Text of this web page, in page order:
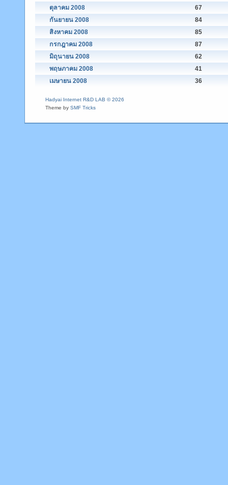
ตุลาคม 2008
67
กันยายน 2008
84
สิงหาคม 2008
85
กรกฎาคม 2008
87
มิถุนายน 2008
62
พฤษภาคม 2008
41
เมษายน 2008
36
Hadyai Internet R&D LAB © 2026
Theme by SMF Tricks